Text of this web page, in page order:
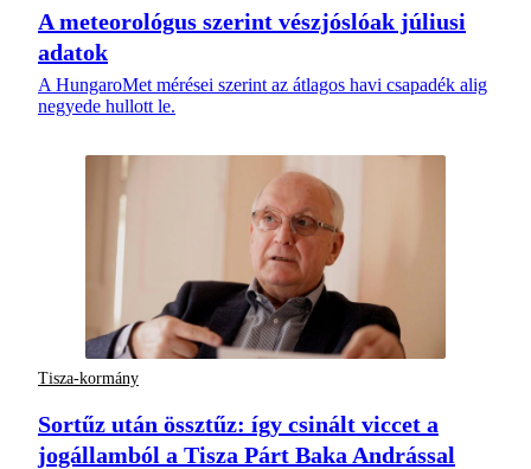
A meteorológus szerint vészjóslóak júliusi
adatok
A HungaroMet mérései szerint az átlagos havi csapadék alig
negyede hullott le.
Tisza-kormány
Sortűz után össztűz: így csinált viccet a
jogállamból a Tisza Párt Baka Andrással